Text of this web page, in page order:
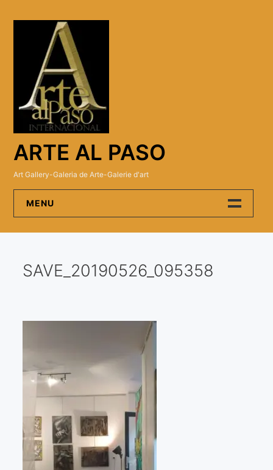
ARTE AL PASO
Art Gallery-Galeria de Arte-Galerie d'art
MENU
Artistas
Visitas a los ateliers o talleres de artistas
Presse
Qué dicen de nosotros?
Política de cookies
Expositions
SAVE_20190526_095358